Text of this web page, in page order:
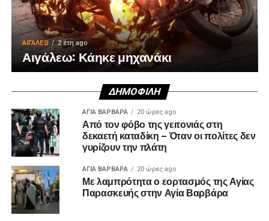
ΑΙΓΑΛΕΩ 2 έτη ago
Αιγάλεω: Κάηκε μηχανάκι
ΔΗΜΟΦΙΛΉ
ΑΓΙΑ ΒΑΡΒΑΡΑ 20 ώρες ago
Από τον φόβο της γειτονιάς στη
δεκαετή καταδίκη – Όταν οι πολίτες δεν
γυρίζουν την πλάτη
ΑΓΙΑ ΒΑΡΒΑΡΑ 20 ώρες ago
Με λαμπρότητα ο εορτασμός της Αγίας
Παρασκευής στην Αγία Βαρβάρα